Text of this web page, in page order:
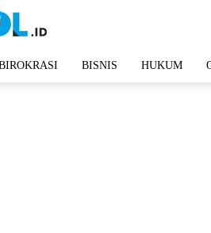
BISNIS HUKUM